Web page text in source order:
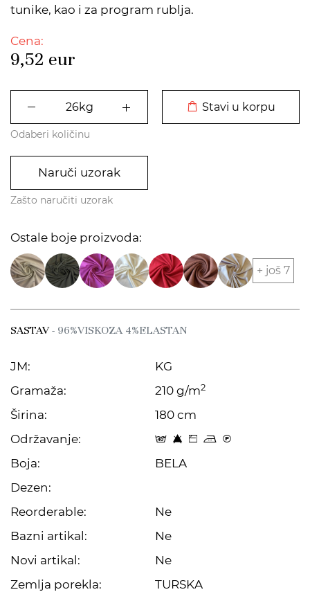
tunike, kao i za program rublja.
Cena:
9,52 eur
Stavi u korpu
Odaberi količinu
Naruči uzorak
Zašto naručiti uzorak
Ostale boje proizvoda:
+ još 7
SASTAV- 96%VISKOZA 4%ELASTAN
JM:
KG
Gramaža:
210 g/m2
Širina:
180 cm
Održavanje:
t 8 Z p C
Boja:
BELA
Dezen:
Reorderable:
Ne
Bazni artikal:
Ne
Novi artikal:
Ne
Zemlja porekla:
TURSKA